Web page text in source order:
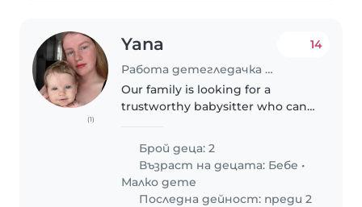
(1)
Yana
Работа детегледачка в София
14
Our family is looking for a
trustworthy babysitter who can
month old girl and a 2 year old
boy .Feel free to contact me to
make an appointment for an
introductory..
Брой деца: 2
Възраст на децата: Бебе •
Малко дете
Последна дейност: преди 2